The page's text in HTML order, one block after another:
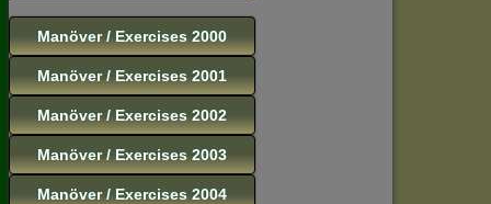
Manöver / Exercises 2000
Manöver / Exercises 2001
Manöver / Exercises 2002
Manöver / Exercises 2003
Manöver / Exercises 2004